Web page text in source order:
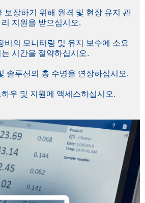
보장하기 위해 원격 및 현장 유지 관
리 지원을 받으십시오.
비의 모니터링 및 유지 보수에 소요
는 시간을 절약하십시오.
솔루션의 총 수명을 연장하십시오.
우 및 지원에 액세스하십시오.